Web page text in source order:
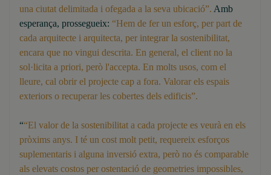
una ciutat delimitada i ofegada a la seva ubicació”. Amb
esperança, prossegueix: “Hem de fer un esforç, per part de
cada arquitecte i arquitecta, per integrar la sostenibilitat,
encara que no vingui descrita. En general, el client no la
sol·licita a priori, però l'accepta. En molts usos, com el
lleure, cal obrir el projecte cap a fora. Valorar els espais
exteriors o recuperar les cobertes dels edificis”.
““El valor de la sostenibilitat a cada projecte es veurà en els
pròxims anys. I té un cost molt petit, requereix esforços
suplementaris i alguna inversió extra, però no és comparable
als elevats costos per ostentació de geometries impossibles,